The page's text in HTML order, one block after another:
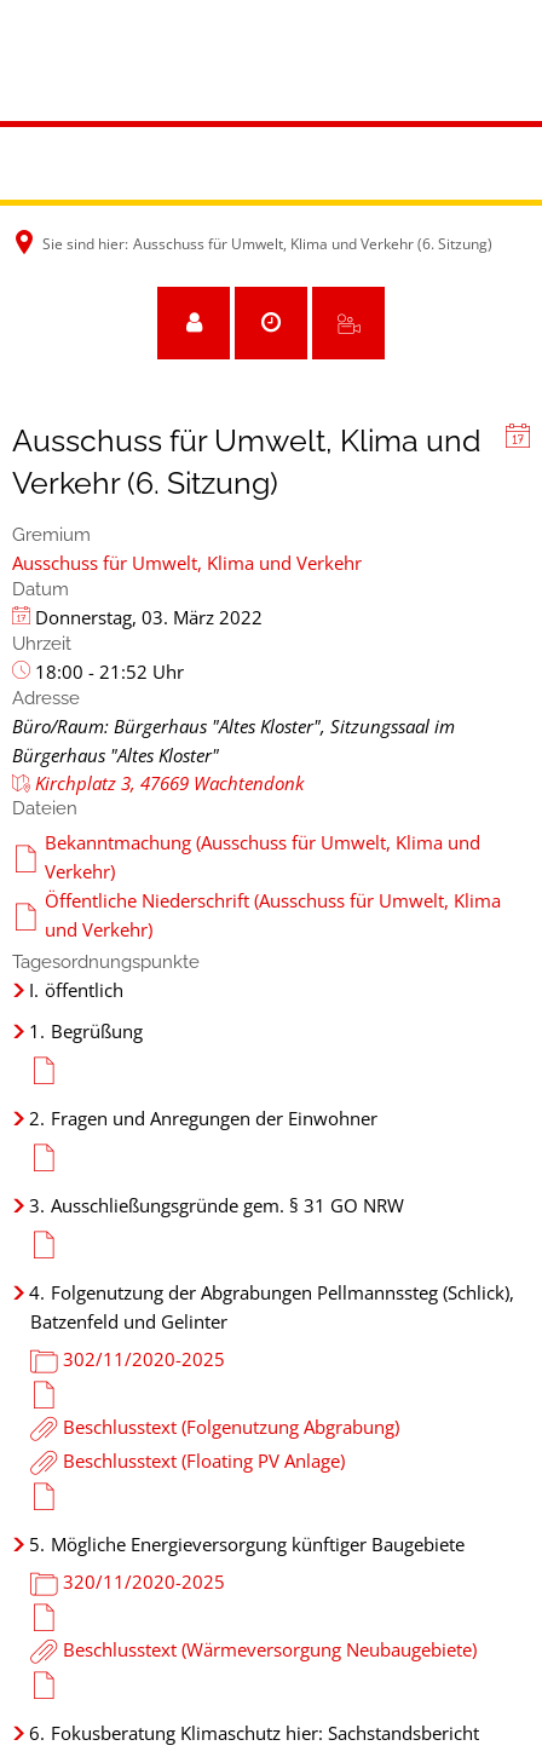
Sie sind hier: Ausschuss für Umwelt, Klima und Verkehr (6. Sitzung)
Ausschuss für Umwelt, Klima und
Verkehr (6. Sitzung)
Gremium
Ausschuss für Umwelt, Klima und Verkehr
Datum
Donnerstag, 03. März 2022
Uhrzeit
18:00 - 21:52 Uhr
Adresse
Büro/Raum: Bürgerhaus "Altes Kloster", Sitzungssaal im
Bürgerhaus "Altes Kloster"
Kirchplatz 3, 47669 Wachtendonk
Dateien
Bekanntmachung (Ausschuss für Umwelt, Klima und
Verkehr)
Öffentliche Niederschrift (Ausschuss für Umwelt, Klima
und Verkehr)
Tagesordnungspunkte
I. öffentlich
1. Begrüßung
2. Fragen und Anregungen der Einwohner
3. Ausschließungsgründe gem. § 31 GO NRW
4. Folgenutzung der Abgrabungen Pellmannssteg (Schlick),
Batzenfeld und Gelinter
302/11/2020-2025
Beschlusstext (Folgenutzung Abgrabung)
Beschlusstext (Floating PV Anlage)
5. Mögliche Energieversorgung künftiger Baugebiete
320/11/2020-2025
Beschlusstext (Wärmeversorgung Neubaugebiete)
6. Fokusberatung Klimaschutz hier: Sachstandsbericht